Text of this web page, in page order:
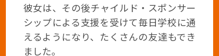
彼女は、その後チャイルド・スポンサー
シップによる支援を受けて毎日学校に通
えるようになり、たくさんの友達もでき
ました。